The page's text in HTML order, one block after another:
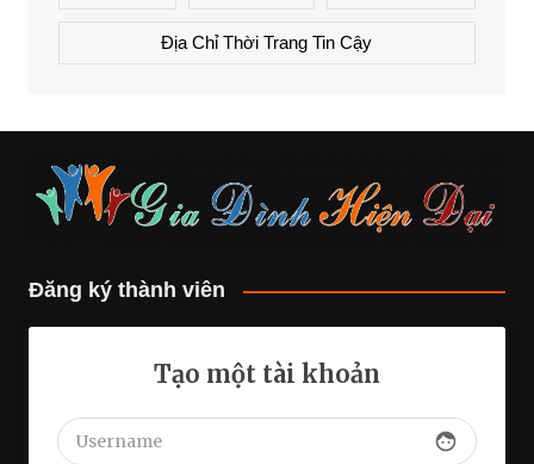
Địa Chỉ Thời Trang Tin Cậy
Đăng ký thành viên
Tạo một tài khoản
face